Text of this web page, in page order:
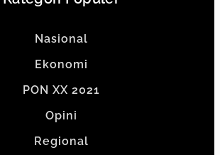
Nasional
Ekonomi
PON XX 2021
Opini
Regional